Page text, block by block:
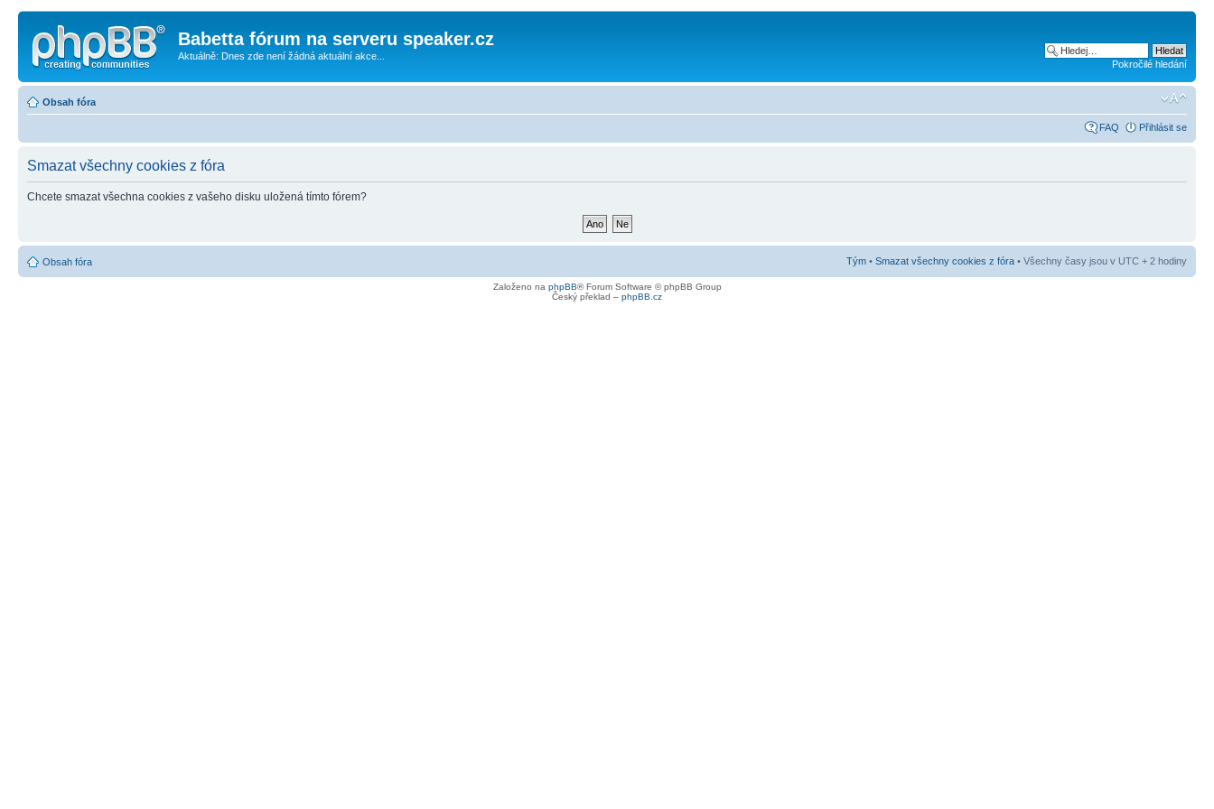
Babetta fórum na serveru speaker.cz
Aktuálně: Dnes zde není žádná aktuální akce...
Pokročilé hledání
Obsah fóra
FAQ Přihlásit se
Smazat všechny cookies z fóra
Chcete smazat všechna cookies z vašeho disku uložená tímto fórem?
Obsah fóra Tým • Smazat všechny cookies z fóra • Všechny časy jsou v UTC + 2 hodiny
Založeno na phpBB® Forum Software © phpBB Group
Český překlad – phpBB.cz